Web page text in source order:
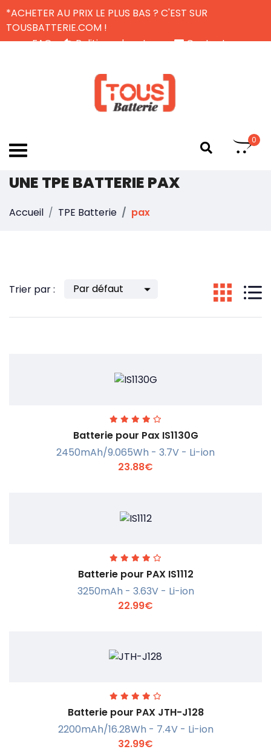
*ACHETER AU PRIX LE PLUS BAS ? C'EST SUR
TOUSBATTERIE.COM !
FAQ
Politique de retour
Contactez-nous
0
UNE TPE BATTERIE PAX
Accueil TPE Batterie pax
Trier par :
En savoir +
Batterie pour Pax IS1130G
2450mAh/9.065Wh - 3.7V - Li-ion
23.88€
En savoir +
Batterie pour PAX IS1112
3250mAh - 3.63V - Li-ion
22.99€
Batterie pour PAX JTH-J128
2200mAh/16.28Wh - 7.4V - Li-ion
32.99€